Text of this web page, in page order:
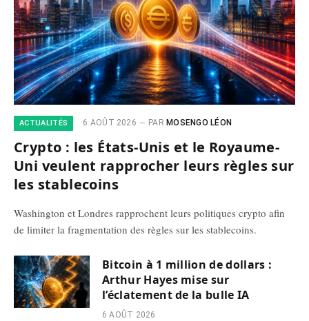
ACTUALITÉS 6 AOÛT 2026 PAR MOSENGO LÉON
Crypto : les États-Unis et le Royaume-
Uni veulent rapprocher leurs règles sur
les stablecoins
Washington et Londres rapprochent leurs politiques crypto afin
de limiter la fragmentation des règles sur les stablecoins.
Bitcoin à 1 million de dollars :
Arthur Hayes mise sur
l’éclatement de la bulle IA
6 AOÛT 2026